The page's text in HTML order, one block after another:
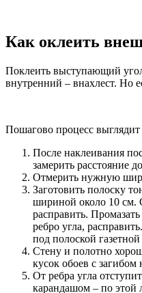
Как оклеить
Поклеить выступающий
внутренний – внахлест. Но
Пошагово процесс выглядит
После наклеивания
замерить расстояние
Отмерить нужную
Заготовить полоску
шириной около 10 см.
расправить.
ребро угла,
под полоской
Стену и полотно
кусок обоев с загибом
От ребра угла
карандашом – по этой